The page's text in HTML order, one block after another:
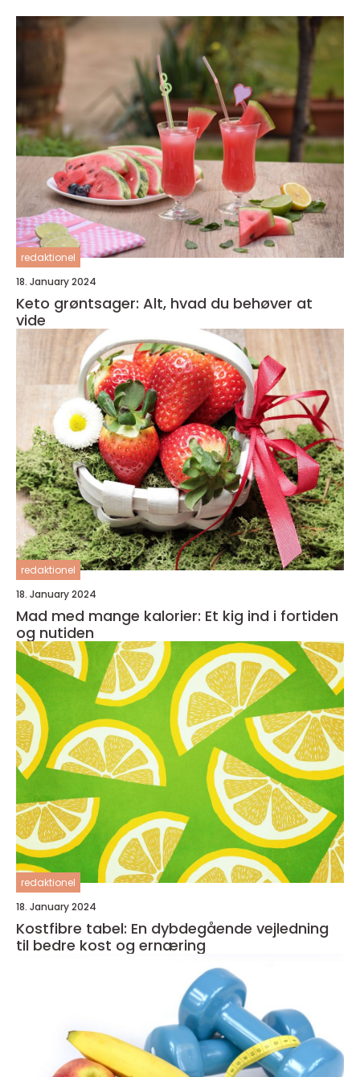
redaktionel
18. January 2024
Keto grøntsager: Alt, hvad du behøver at
vide
redaktionel
18. January 2024
Mad med mange kalorier: Et kig ind i fortiden
og nutiden
redaktionel
18. January 2024
Kostfibre tabel: En dybdegående vejledning
til bedre kost og ernæring